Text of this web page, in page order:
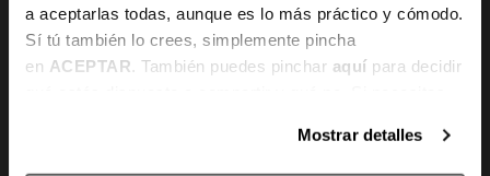
a aceptarlas todas, aunque es lo más práctico y cómodo.
Sí tú también lo crees, simplemente pincha
en ACEPTAR. También puedes pinchar aquí para decidir
Mostrar detalles
Gran Vía 80 - 48011 Bilbao, Bizkaia
(+34) 944 70 06 78